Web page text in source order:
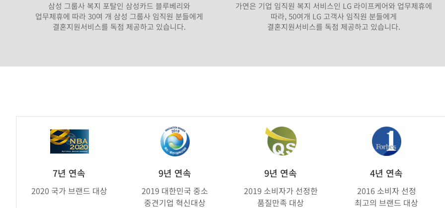
삼성 그룹사 복지 포탈인 삼성카드 블루베리와
업무제휴에 따라 30여 개 삼성 그룹사 임직원 분들에게
결혼지원서비스를 독점 제공하고 있습니다.
가연은 기업 임직원 복지 서비스인 LG 라이프케어와 업무제휴에
따라, 50여개 LG 고객사 임직원 분들에게
결혼지원서비스를 독점 제공하고 있습니다.
7년 연속
2020 국가 브랜드 대상
9년 연속
2019 대한민국 중소
중견기업 혁신대상
9년 연속
2019 소비자가 선정한
품질만족 대상
4년 연속
2016 소비자 선정
최고의 브랜드 대상